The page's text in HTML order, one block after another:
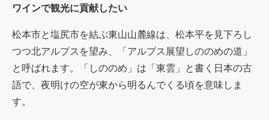
ワインで観光に貢献したい
松本市と塩尻市を結ぶ東山山麓線は、松本平を見下ろし
つつ北アルプスを望み、「アルプス展望しののめの道」
と呼ばれます。「しののめ」は「東雲」と書く日本の古
語で、夜明けの空が東から明るんでくる頃を意味しま
す。